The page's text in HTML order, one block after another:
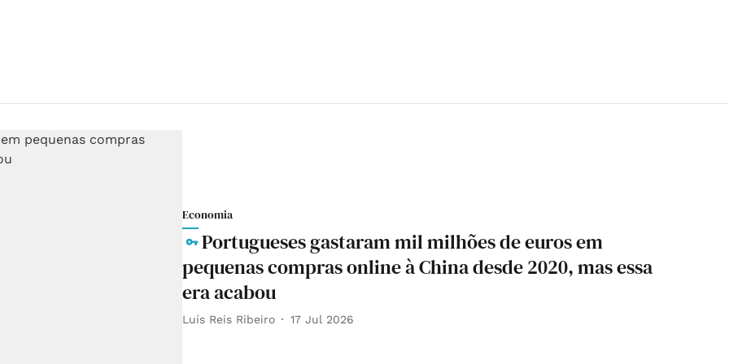
Economia
Portugueses gastaram mil milhões de euros em
pequenas compras online à China desde 2020, mas essa
era acabou
Luís Reis Ribeiro 17 Jul 2026